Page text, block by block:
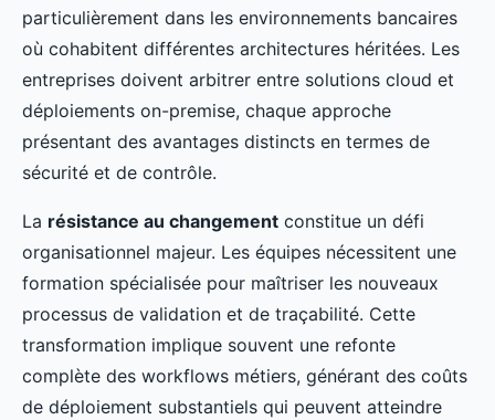
particulièrement dans les environnements bancaires
où cohabitent différentes architectures héritées. Les
entreprises doivent arbitrer entre solutions cloud et
déploiements on-premise, chaque approche
présentant des avantages distincts en termes de
sécurité et de contrôle.
La résistance au changement constitue un défi
organisationnel majeur. Les équipes nécessitent une
formation spécialisée pour maîtriser les nouveaux
processus de validation et de traçabilité. Cette
transformation implique souvent une refonte
complète des workflows métiers, générant des coûts
de déploiement substantiels qui peuvent atteindre